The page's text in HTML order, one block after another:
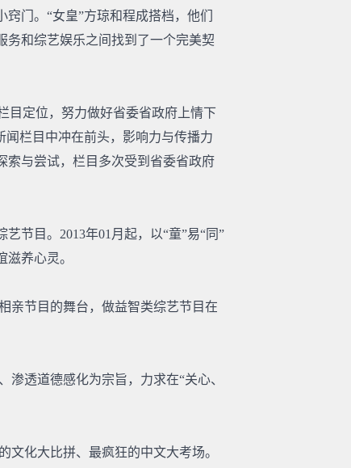
门。“女皇”方琼和程成搭档，他们
务和综艺娱乐之间找到了一个完美契
目定位，努力做好省委省政府上情下
栏目中冲在前头，影响力与传播力
索与尝试，栏目多次受到省委省政府
节目。2013年01月起，以“童”易“同”
养心灵。
亲节目的舞台，做益智类综艺节目在
透道德感化为宗旨，力求在“关心、
化大比拼、最疯狂的中文大考场。